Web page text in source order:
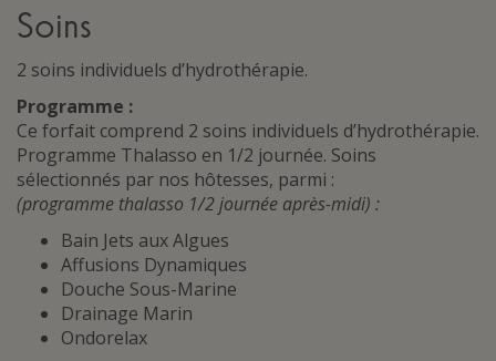
Soins
2 soins individuels d’hydrothérapie.
Programme :
Ce forfait comprend 2 soins individuels d’hydrothérapie.
Programme Thalasso en 1/2 journée. Soins
sélectionnés par nos hôtesses, parmi :
(programme thalasso 1/2 journée après-midi) :
Bain Jets aux Algues
Affusions Dynamiques
Douche Sous-Marine
Drainage Marin
Ondorelax